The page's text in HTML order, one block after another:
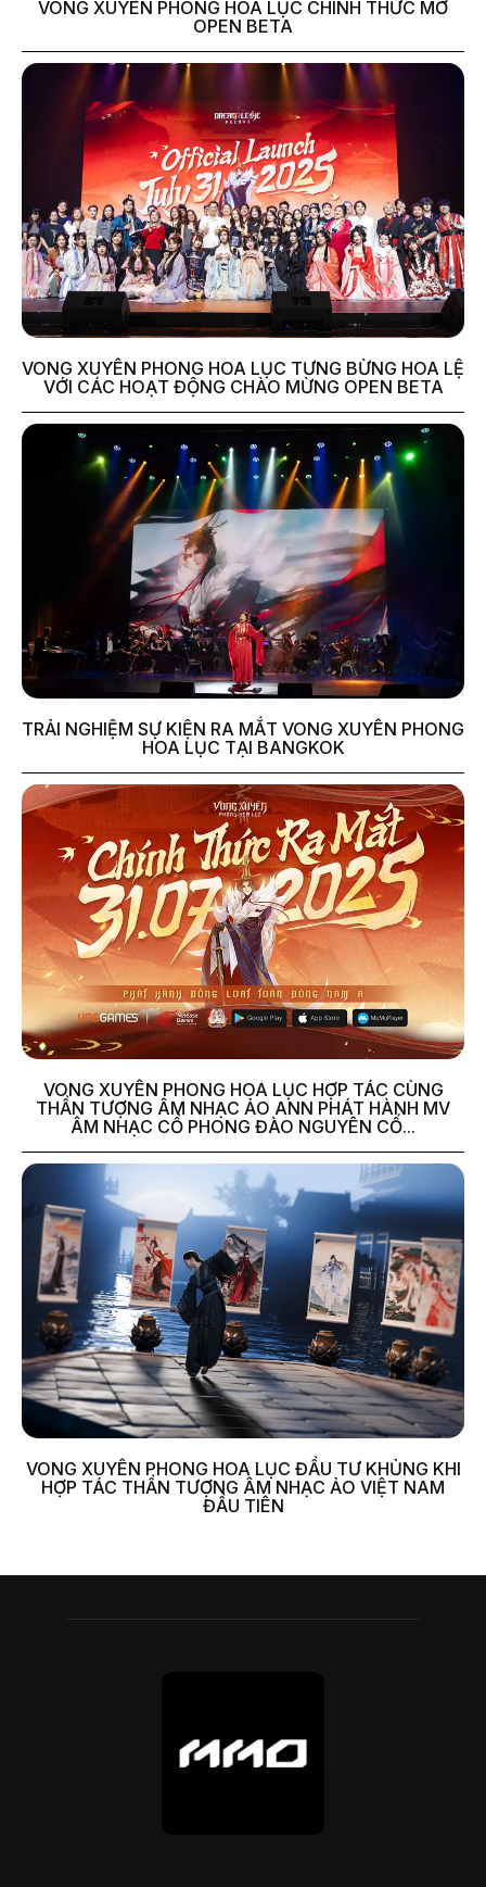
VONG XUYÊN PHONG HOA LỤC CHÍNH THỨC MỞ
OPEN BETA
VONG XUYÊN PHONG HOA LỤC TƯNG BỪNG HOA LỆ
VỚI CÁC HOẠT ĐỘNG CHÀO MỪNG OPEN BETA
TRẢI NGHIỆM SỰ KIỆN RA MẮT VONG XUYÊN PHONG
HOA LỤC TẠI BANGKOK
VONG XUYÊN PHONG HOA LỤC HỢP TÁC CÙNG
THẦN TƯỢNG ÂM NHẠC ẢO ANN PHÁT HÀNH MV
ÂM NHẠC CỔ PHONG ĐÀO NGUYÊN CỐ...
VONG XUYÊN PHONG HOA LỤC ĐẦU TƯ KHỦNG KHI
HỢP TÁC THẦN TƯỢNG ÂM NHẠC ẢO VIỆT NAM
ĐẦU TIÊN